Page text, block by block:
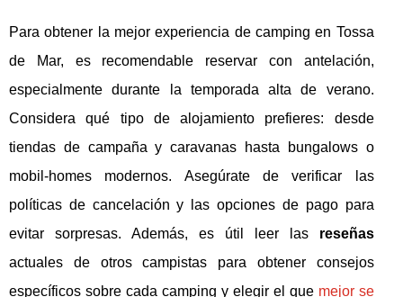
Para obtener la mejor experiencia de camping en Tossa
de Mar, es recomendable reservar con antelación,
especialmente durante la temporada alta de verano.
Considera qué tipo de alojamiento prefieres: desde
tiendas de campaña y caravanas hasta bungalows o
mobil-homes modernos. Asegúrate de verificar las
políticas de cancelación y las opciones de pago para
evitar sorpresas. Además, es útil leer las reseñas
actuales de otros campistas para obtener consejos
específicos sobre cada camping y elegir el que mejor se